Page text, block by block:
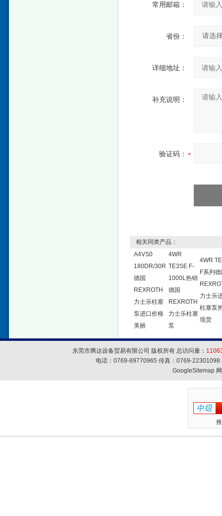
常用邮箱：
省份：
详细地址：
补充说明：
验证码：
相关同类产品：
A4VS0
180DR/30R
德国
REXROTH
力士乐柱塞
泵进口价格
美丽
4WR
TE3SE F-
1000L热销
德国
REXROTH
力士乐柱塞
泵
4WR
F系列
力士乐
柱塞泵
现货
东莞市腾达设备贸易有限公司 版权所有 总访问量：
电话：0769-89770965 传真：0769-
GoogleSitemap网